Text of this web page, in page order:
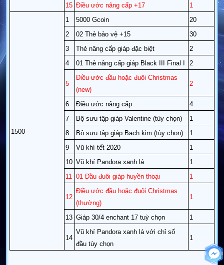
15 Điều ước nâng cấp +17 ​ 1
1500
1 5000 Gcoin
20
2
02 Thẻ bảo vệ +15
30
3
Thẻ nâng cấp giáp đặc biệt
2
4
01 Thẻ nâng cấp giáp Black III Final I 2
5
Điều ước đầu hoặc đuôi Christmas
(new)
2
6 Điều ước nâng cấp
4
7
Bộ sưu tập giáp Valentine (tùy chọn)
1
8
Bộ sưu tập giáp Bạch kim (tùy chọn)
1
9
Vũ khí tết 2020
1
10 Vũ khí Pandora xanh lá
1
11 01 Đầu đuôi giáp huyền thoại 1
12
Điều ước đầu hoặc đuôi Christmas
(thường)
1
13 Giáp 30/4 enchant 17 tuỳ chọn 1
14
Vũ khí Pandora xanh lá với chỉ số
đầu tùy chọn
1